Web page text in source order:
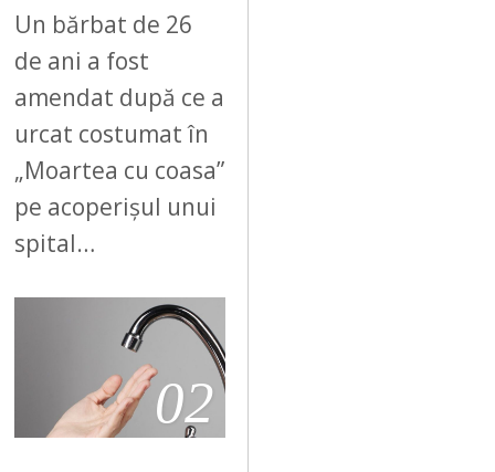
Un bărbat de 26
de ani a fost
amendat după ce a
urcat costumat în
„Moartea cu coasa”
pe acoperișul unui
spital…
02